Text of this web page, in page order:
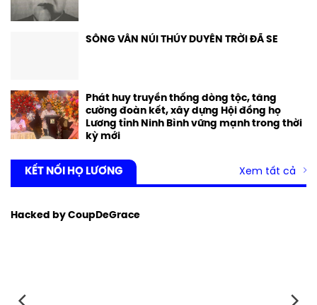
SÔNG VÂN NÚI THÚY DUYÊN TRỜI ĐÃ SE
Phát huy truyền thống dòng tộc, tăng
cường đoàn kết, xây dựng Hội đồng họ
Lương tỉnh Ninh Bình vững mạnh trong thời
kỳ mới
KẾT NỐI HỌ LƯƠNG Xem tất cả
Hacked by CoupDeGrace